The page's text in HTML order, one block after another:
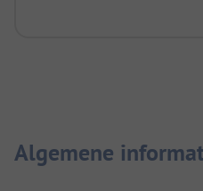
Algemene